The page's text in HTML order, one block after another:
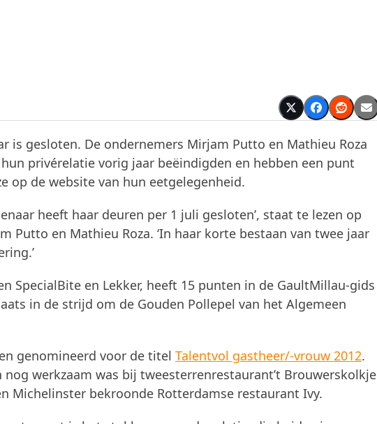
is gesloten. De ondernemers Mirjam Putto en Mathieu Roza
privérelatie vorig jaar beëindigden en hebben een punt
op de website van hun eetgelegenheid.
heeft haar deuren per 1 juli gesloten’, staat te lezen op
Putto en Mathieu Roza. ‘In haar korte bestaan van twee jaar
SpecialBite en Lekker, heeft 15 punten in de GaultMillau-gids
in de strijd om de Gouden Pollepel van het Algemeen
genomineerd voor de titel Talentvol gastheer/-vrouw 2012.
nog werkzaam was bij tweesterrenrestaurant’t Brouwerskolkje
Michelinster bekroonde Rotterdamse restaurant Ivy.